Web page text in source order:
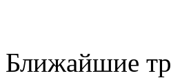
Ближайшие